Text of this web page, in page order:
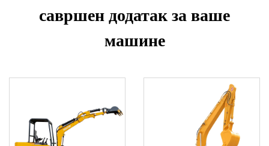
савршен додатак за ваше
машине